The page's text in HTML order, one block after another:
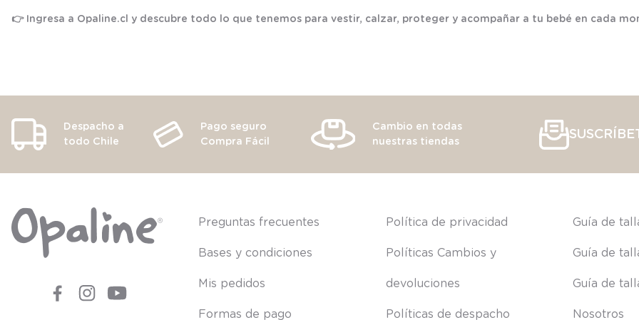
👉 Ingresa a Opaline.cl y descubre todo lo que tenemos para vestir, calzar, proteger y acompañar a tu bebé en cada
Despacho a
todo Chile
Pago seguro
Compra Fácil
Cambio en todas
nuestras tiendas
Preguntas frecuentes
Bases y condiciones
Mis pedidos
Formas de pago
Política de privacidad
Políticas Cambios y
devoluciones
Políticas de despacho
Guía de
Guía de
Guía de
Nosotros